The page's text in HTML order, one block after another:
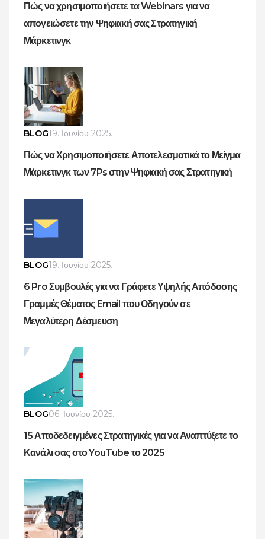
Πώς να χρησιμοποιήσετε τα Webinars για να
απογειώσετε την Ψηφιακή σας Στρατηγική
Μάρκετινγκ
BLOG19. Ιουνίου 2025.
Πώς να Χρησιμοποιήσετε Αποτελεσματικά το Μείγμα
Μάρκετινγκ των 7Ps στην Ψηφιακή σας Στρατηγική
BLOG19. Ιουνίου 2025.
6 Pro Συμβουλές για να Γράφετε Υψηλής Απόδοσης
Γραμμές Θέματος Email που Οδηγούν σε
Μεγαλύτερη Δέσμευση
BLOG06. Ιουνίου 2025.
15 Αποδεδειγμένες Στρατηγικές για να Αναπτύξετε το
Κανάλι σας στο YouTube το 2025